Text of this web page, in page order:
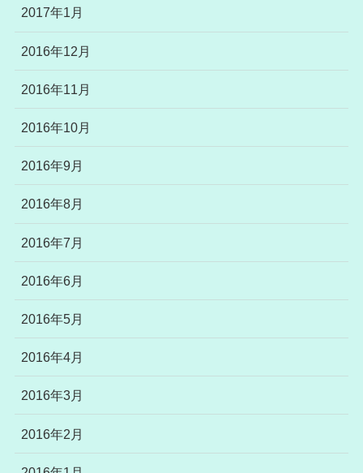
2017年1月
2016年12月
2016年11月
2016年10月
2016年9月
2016年8月
2016年7月
2016年6月
2016年5月
2016年4月
2016年3月
2016年2月